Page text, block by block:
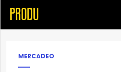
MERCADEO